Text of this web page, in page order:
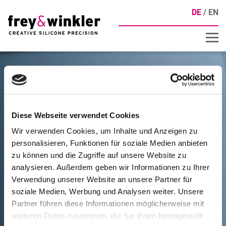
Diese Webseite verwendet Cookies
Wir verwenden Cookies, um Inhalte und Anzeigen zu
personalisieren, Funktionen für soziale Medien anbieten
zu können und die Zugriffe auf unsere Website zu
analysieren. Außerdem geben wir Informationen zu Ihrer
Verwendung unserer Website an unsere Partner für
soziale Medien, Werbung und Analysen weiter. Unsere
Partner führen diese Informationen möglicherweise mit
weiteren Daten zusammen, die Sie ihnen bereitgestellt
DE EN